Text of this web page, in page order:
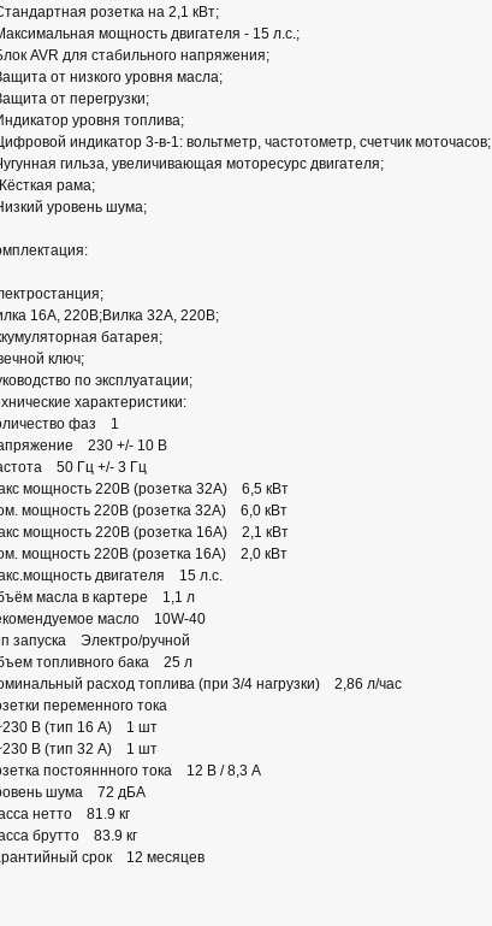
розетка на 2,1 кВт;
мощность двигателя - 15 л.с.;
AVR для стабильного напряжения;
от низкого уровня масла;
от перегрузки;
уровня топлива;
индикатор 3-в-1: вольтметр, частотометр, счетчик моточасов;
гильза, увеличивающая моторесурс двигателя;
рама;
уровень шума;
16А, 220В;Вилка 32А, 220В;
батарея;
ключ;
по эксплуатации;
характеристики:
фаз 1
230 +/- 10 В
50 Гц +/- 3 Гц
мощность 220В (розетка 32А) 6,5 кВт
мощность 220В (розетка 32А) 6,0 кВт
мощность 220В (розетка 16А) 2,1 кВт
мощность 220В (розетка 16А) 2,0 кВт
двигателя 15 л.с.
масла в картере 1,1 л
масло 10W-40
запуска Электро/ручной
топливного бака 25 л
расход топлива (при 3/4 нагрузки) 2,86 л/час
переменного тока
В (тип 16 А) 1 шт
В (тип 32 А) 1 шт
постояннного тока 12 В / 8,3 А
шума 72 дБА
нетто 81.9 кг
брутто 83.9 кг
срок 12 месяцев